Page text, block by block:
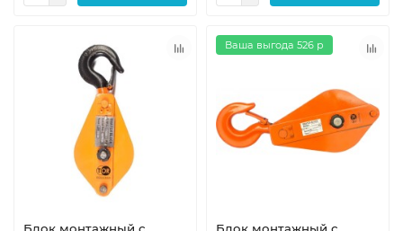
Блок монтажный с
Ваша выгода 526 р
Блок монтажный с